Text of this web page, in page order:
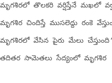
మృగశిరలో తొలకరి వర్షిస్తేనే మఖలో
మృగశిర చిందిస్తే ముసలెద్దు రంకె
మృగశిరలో వేసిన పైరు మేలు
తదితర సామెతలు సేద్యంలో